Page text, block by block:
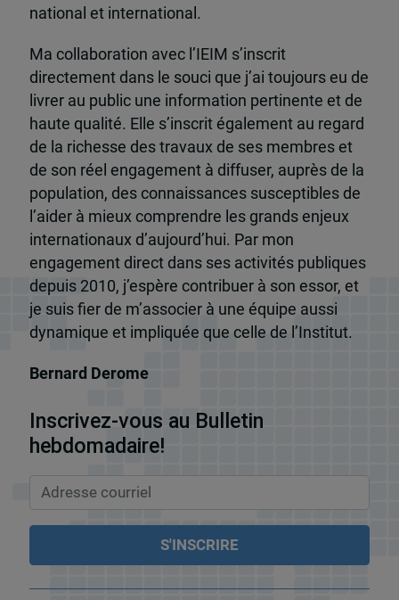
national et international.
Ma collaboration avec l’IEIM s’inscrit
directement dans le souci que j’ai toujours eu de
livrer au public une information pertinente et de
haute qualité. Elle s’inscrit également au regard
de la richesse des travaux de ses membres et
de son réel engagement à diffuser, auprès de la
population, des connaissances susceptibles de
l’aider à mieux comprendre les grands enjeux
internationaux d’aujourd’hui. Par mon
engagement direct dans ses activités publiques
depuis 2010, j’espère contribuer à son essor, et
je suis fier de m’associer à une équipe aussi
dynamique et impliquée que celle de l’Institut.
Bernard Derome
Inscrivez-vous au Bulletin
hebdomadaire!